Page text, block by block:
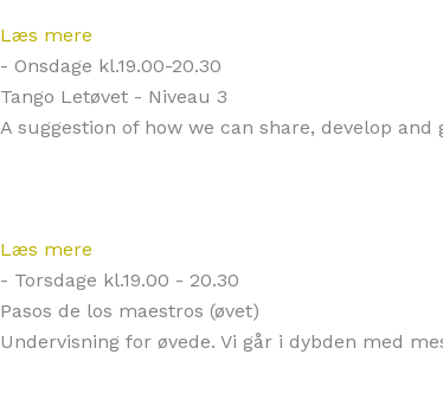
Læs mere
- Onsdage kl.19.00-20.30
Tango Letøvet - Niveau 3
A suggestion of how we can share, develop and
Læs mere
- Torsdage kl.19.00 - 20.30
Pasos de los maestros (øvet)
Undervisning for øvede. Vi går i dybden med